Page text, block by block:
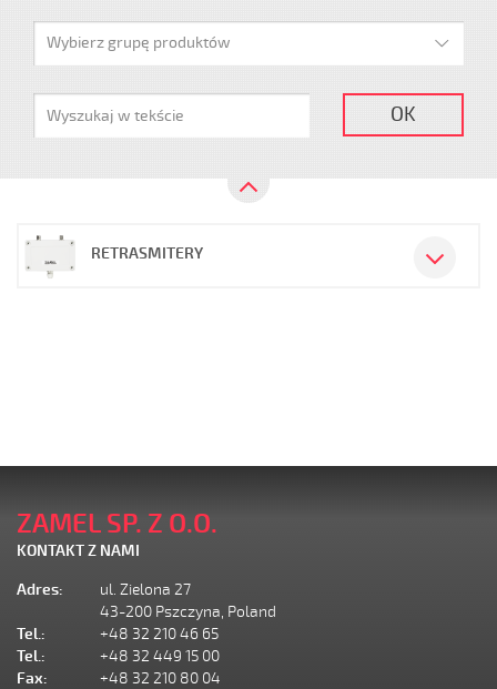
Wybierz grupę produktów
OK
RETRASMITERY
ZAMEL SP. Z O.O.
KONTAKT Z NAMI
Adres:
ul. Zielona 27
43-200 Pszczyna, Poland
Tel.:
+48 32 210 46 65
Tel.:
+48 32 449 15 00
Fax:
+48 32 210 80 04